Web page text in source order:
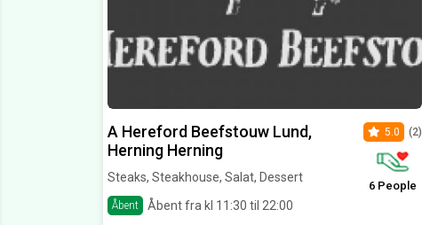
A Hereford Beefstouw Lund,
Herning Herning
Steaks, Steakhouse, Salat, Dessert
Åbent Åbent fra kl 11:30 til 22:00
5.0 (2)
6 People